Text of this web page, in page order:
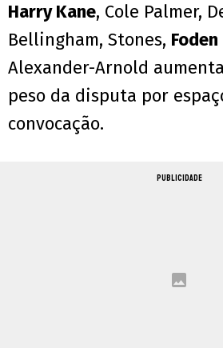
Harry Kane, Cole Palmer,
Bellingham, Stones, Foden
Alexander-Arnold
peso da disputa por
convocação.
PUBLICIDADE